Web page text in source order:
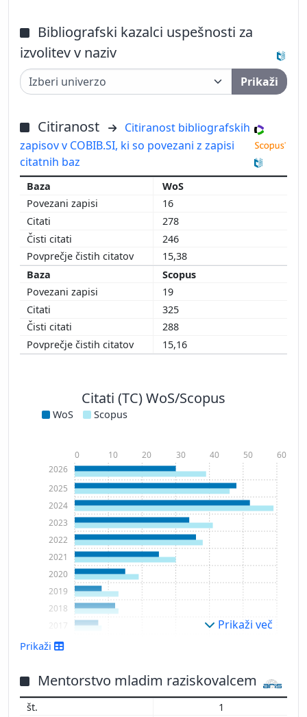
Bibliografski kazalci uspešnosti za
izvolitev v naziv
Prikaži
Citiranost
Citiranost bibliografskih
zapisov v COBIB.SI, ki so povezani z zapisi
citatnih baz
WoS
16
278
246
15,38
Scopus
19
325
288
15,16
Citati (TC) WoS/Scopus
WoS Scopus
2014
2016
2017
2018
2019
2020
2021
2022
2023
2024
2025
2026
0 10 20 30 40 50 60
Prikaži več
Prikaži
Mentorstvo mladim raziskovalcem
1